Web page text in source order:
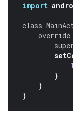
import
class